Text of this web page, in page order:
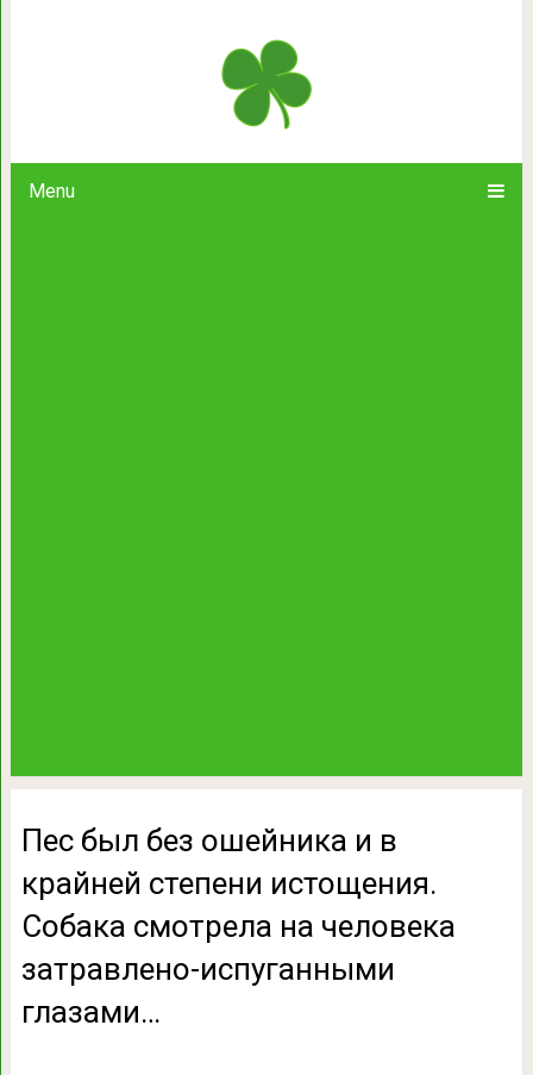
Menu
Пес был без ошейника и в
смотрела на человека
Пес был без ошейника и в
крайней степени истощения.
Собака смотрела на человека
затравлено-испуганными
глазами…